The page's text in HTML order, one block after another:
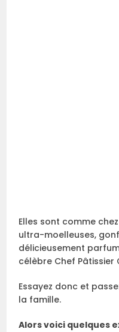
Elles sont comme
ultra-moelleuses,
délicieusement
célèbre Chef Pâtissier
Essayez donc et
la famille.
Alors voici quelques